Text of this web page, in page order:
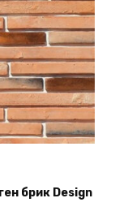
брик Design